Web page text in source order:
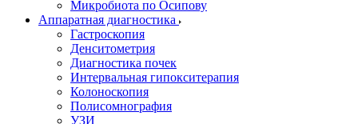
Микробиота по Осипову
Аппаратная диагностика
Гастроскопия
Денситометрия
Диагностика почек
Интервальная гипокситерапия
Колоноскопия
Полисомнография
УЗИ